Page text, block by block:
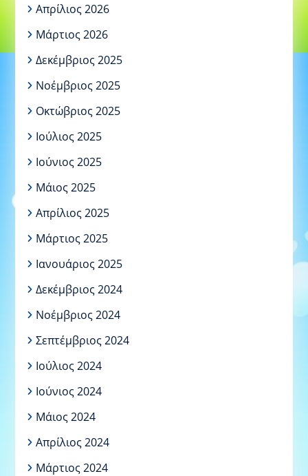
Απρίλιος 2026
Μάρτιος 2026
Δεκέμβριος 2025
Νοέμβριος 2025
Οκτώβριος 2025
Ιούλιος 2025
Ιούνιος 2025
Μάιος 2025
Απρίλιος 2025
Μάρτιος 2025
Ιανουάριος 2025
Δεκέμβριος 2024
Νοέμβριος 2024
Σεπτέμβριος 2024
Ιούλιος 2024
Ιούνιος 2024
Μάιος 2024
Απρίλιος 2024
Μάρτιος 2024